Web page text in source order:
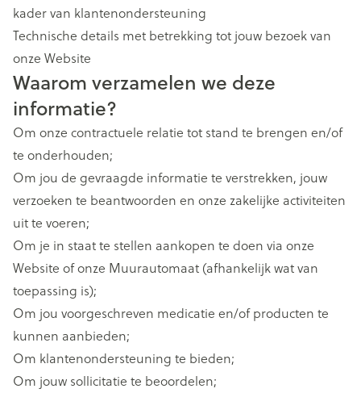
kader van klantenondersteuning
Technische details met betrekking tot jouw bezoek van
onze Website
Waarom verzamelen we deze
informatie?
Om onze contractuele relatie tot stand te brengen en/of
te onderhouden;
Om jou de gevraagde informatie te verstrekken, jouw
verzoeken te beantwoorden en onze zakelijke activiteiten
uit te voeren;
Om je in staat te stellen aankopen te doen via onze
Website of onze Muurautomaat (afhankelijk wat van
toepassing is);
Om jou voorgeschreven medicatie en/of producten te
kunnen aanbieden;
Om klantenondersteuning te bieden;
Om jouw sollicitatie te beoordelen;